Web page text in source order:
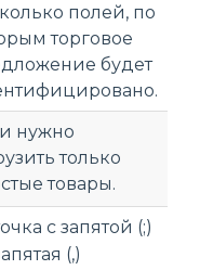
полей, по
торговое
будет
нужно
только
товары.
с запятой (;)
(,)